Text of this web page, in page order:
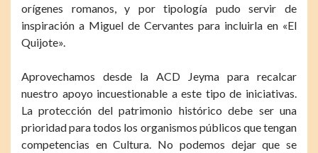
orígenes romanos, y por tipología pudo servir de
inspiración a Miguel de Cervantes para incluirla en «El
Quijote».
Aprovechamos desde la ACD Jeyma para recalcar
nuestro apoyo incuestionable a este tipo de iniciativas.
La protección del patrimonio histórico debe ser una
prioridad para todos los organismos públicos que tengan
competencias en Cultura. No podemos dejar que se